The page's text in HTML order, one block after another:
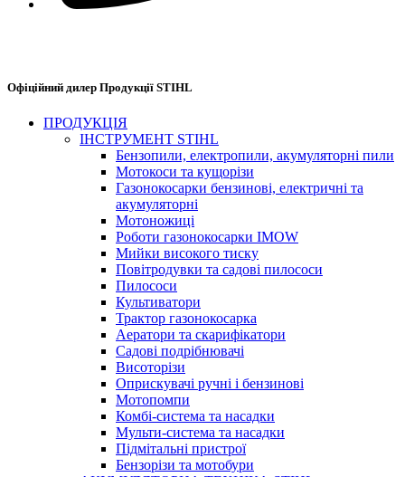
Офіційний дилер Продукції STIHL
ПРОДУКЦІЯ
ІНСТРУМЕНТ STIHL
Бензопили, електропили, акумуляторні пили
Мотокоси та кущорізи
Газонокосарки бензинові, електричні та
акумуляторні
Мотоножиці
Роботи газонокосарки IMOW
Мийки високого тиску
Повітродувки та садові пилососи
Пилососи
Культиватори
Трактор газонокосарка
Аератори та скарифікатори
Садові подрібнювачі
Висоторізи
Оприскувачі ручні і бензинові
Мотопомпи
Комбі-система та насадки
Мульти-система та насадки
Підмітальні пристрої
Бензорізи та мотобури